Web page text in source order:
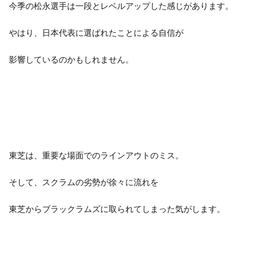
今季の松永選手は一段とレベルアップした感じがあります。
やはり、日本代表に選ばれたことによる自信が
影響しているのかもしれません。
東芝は、重要な場面でのラインアウトのミス。
そして、スクラムの劣勢が徐々に流れを
東芝からブラックラムズに取られてしまった気がします。